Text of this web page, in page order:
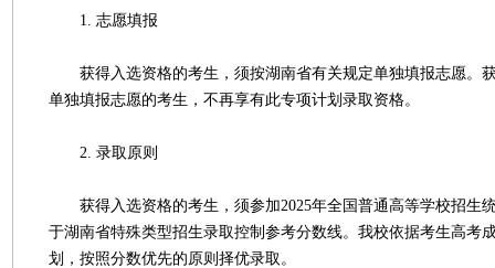
1. 志愿填报
获得入选资格的考生，须按湖南省有关规定单独填报志愿。
单独填报志愿的考生，不再享有此专项计划录取资格。
2. 录取原则
获得入选资格的考生，须参加2025年全国普通高等学校招生
于湖南省特殊类型招生录取控制参考分数线。我校依据考生高考
划，按照分数优先的原则择优录取。